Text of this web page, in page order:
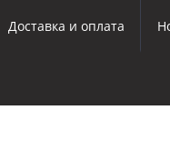
Доставка и оплата